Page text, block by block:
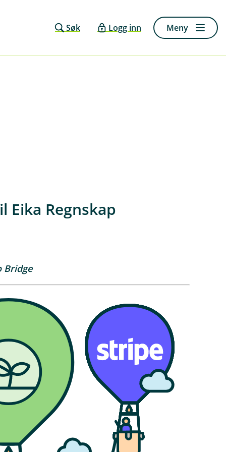
Søk Logg inn Meny
Eika Regnskap
Bridge